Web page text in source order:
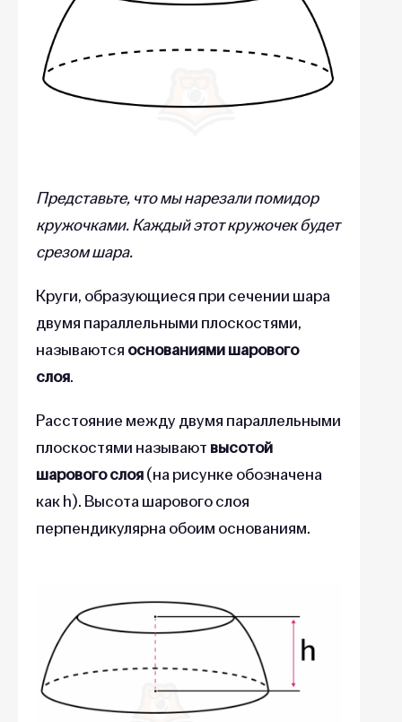
Представьте, что мы нарезали помидор
кружочками. Каждый этот кружочек будет
срезом шара.
Круги, образующиеся при сечении шара
двумя параллельными плоскостями,
называются основаниями шарового
слоя.
Расстояние между двумя параллельными
плоскостями называют высотой
шарового слоя(на рисунке обозначена
как h). Высота шарового слоя
перпендикулярна обоим основаниям.